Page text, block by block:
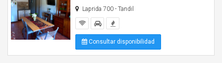
Laprida 700 - Tandil
Consultar disponibilidad